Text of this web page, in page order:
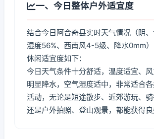
一、今日整体户外适宜度
结合今日阿合奇县实时天气情况（阴
湿度56%、西南风4-5级、降水0mm
休闲适宜度如下：
今日天气条件十分舒适，温度适宜、
明显降水，空气湿度适中，非常适合
活动，无论是短途散步、近郊游玩、骑
还是户外拍照、登山观景，都能获得良